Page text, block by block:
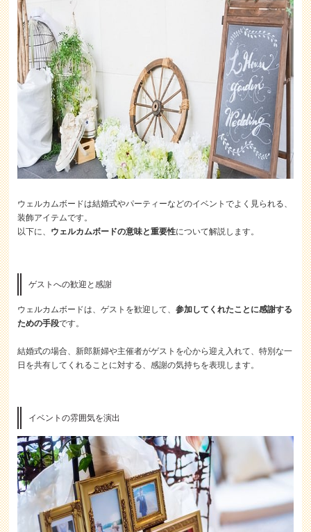
ウェルカムボードは結婚式やパーティーなどのイベントでよく見られる、
装飾アイテムです。
以下に、 ウェルカムボードの意味と重要性について解説します。
ゲストへの歓迎と感謝
ウェルカムボードは、ゲストを歓迎して、参加してくれたことに感謝する
ための手段です。
結婚式の場合、新郎新婦や主催者がゲストを心から迎え入れて、特別な一
日を共有してくれることに対する、感謝の気持ちを表現します。
イベントの雰囲気を演出